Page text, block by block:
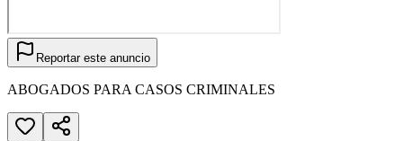
Reportar este anuncio
ABOGADOS PARA CASOS CRIMINALES